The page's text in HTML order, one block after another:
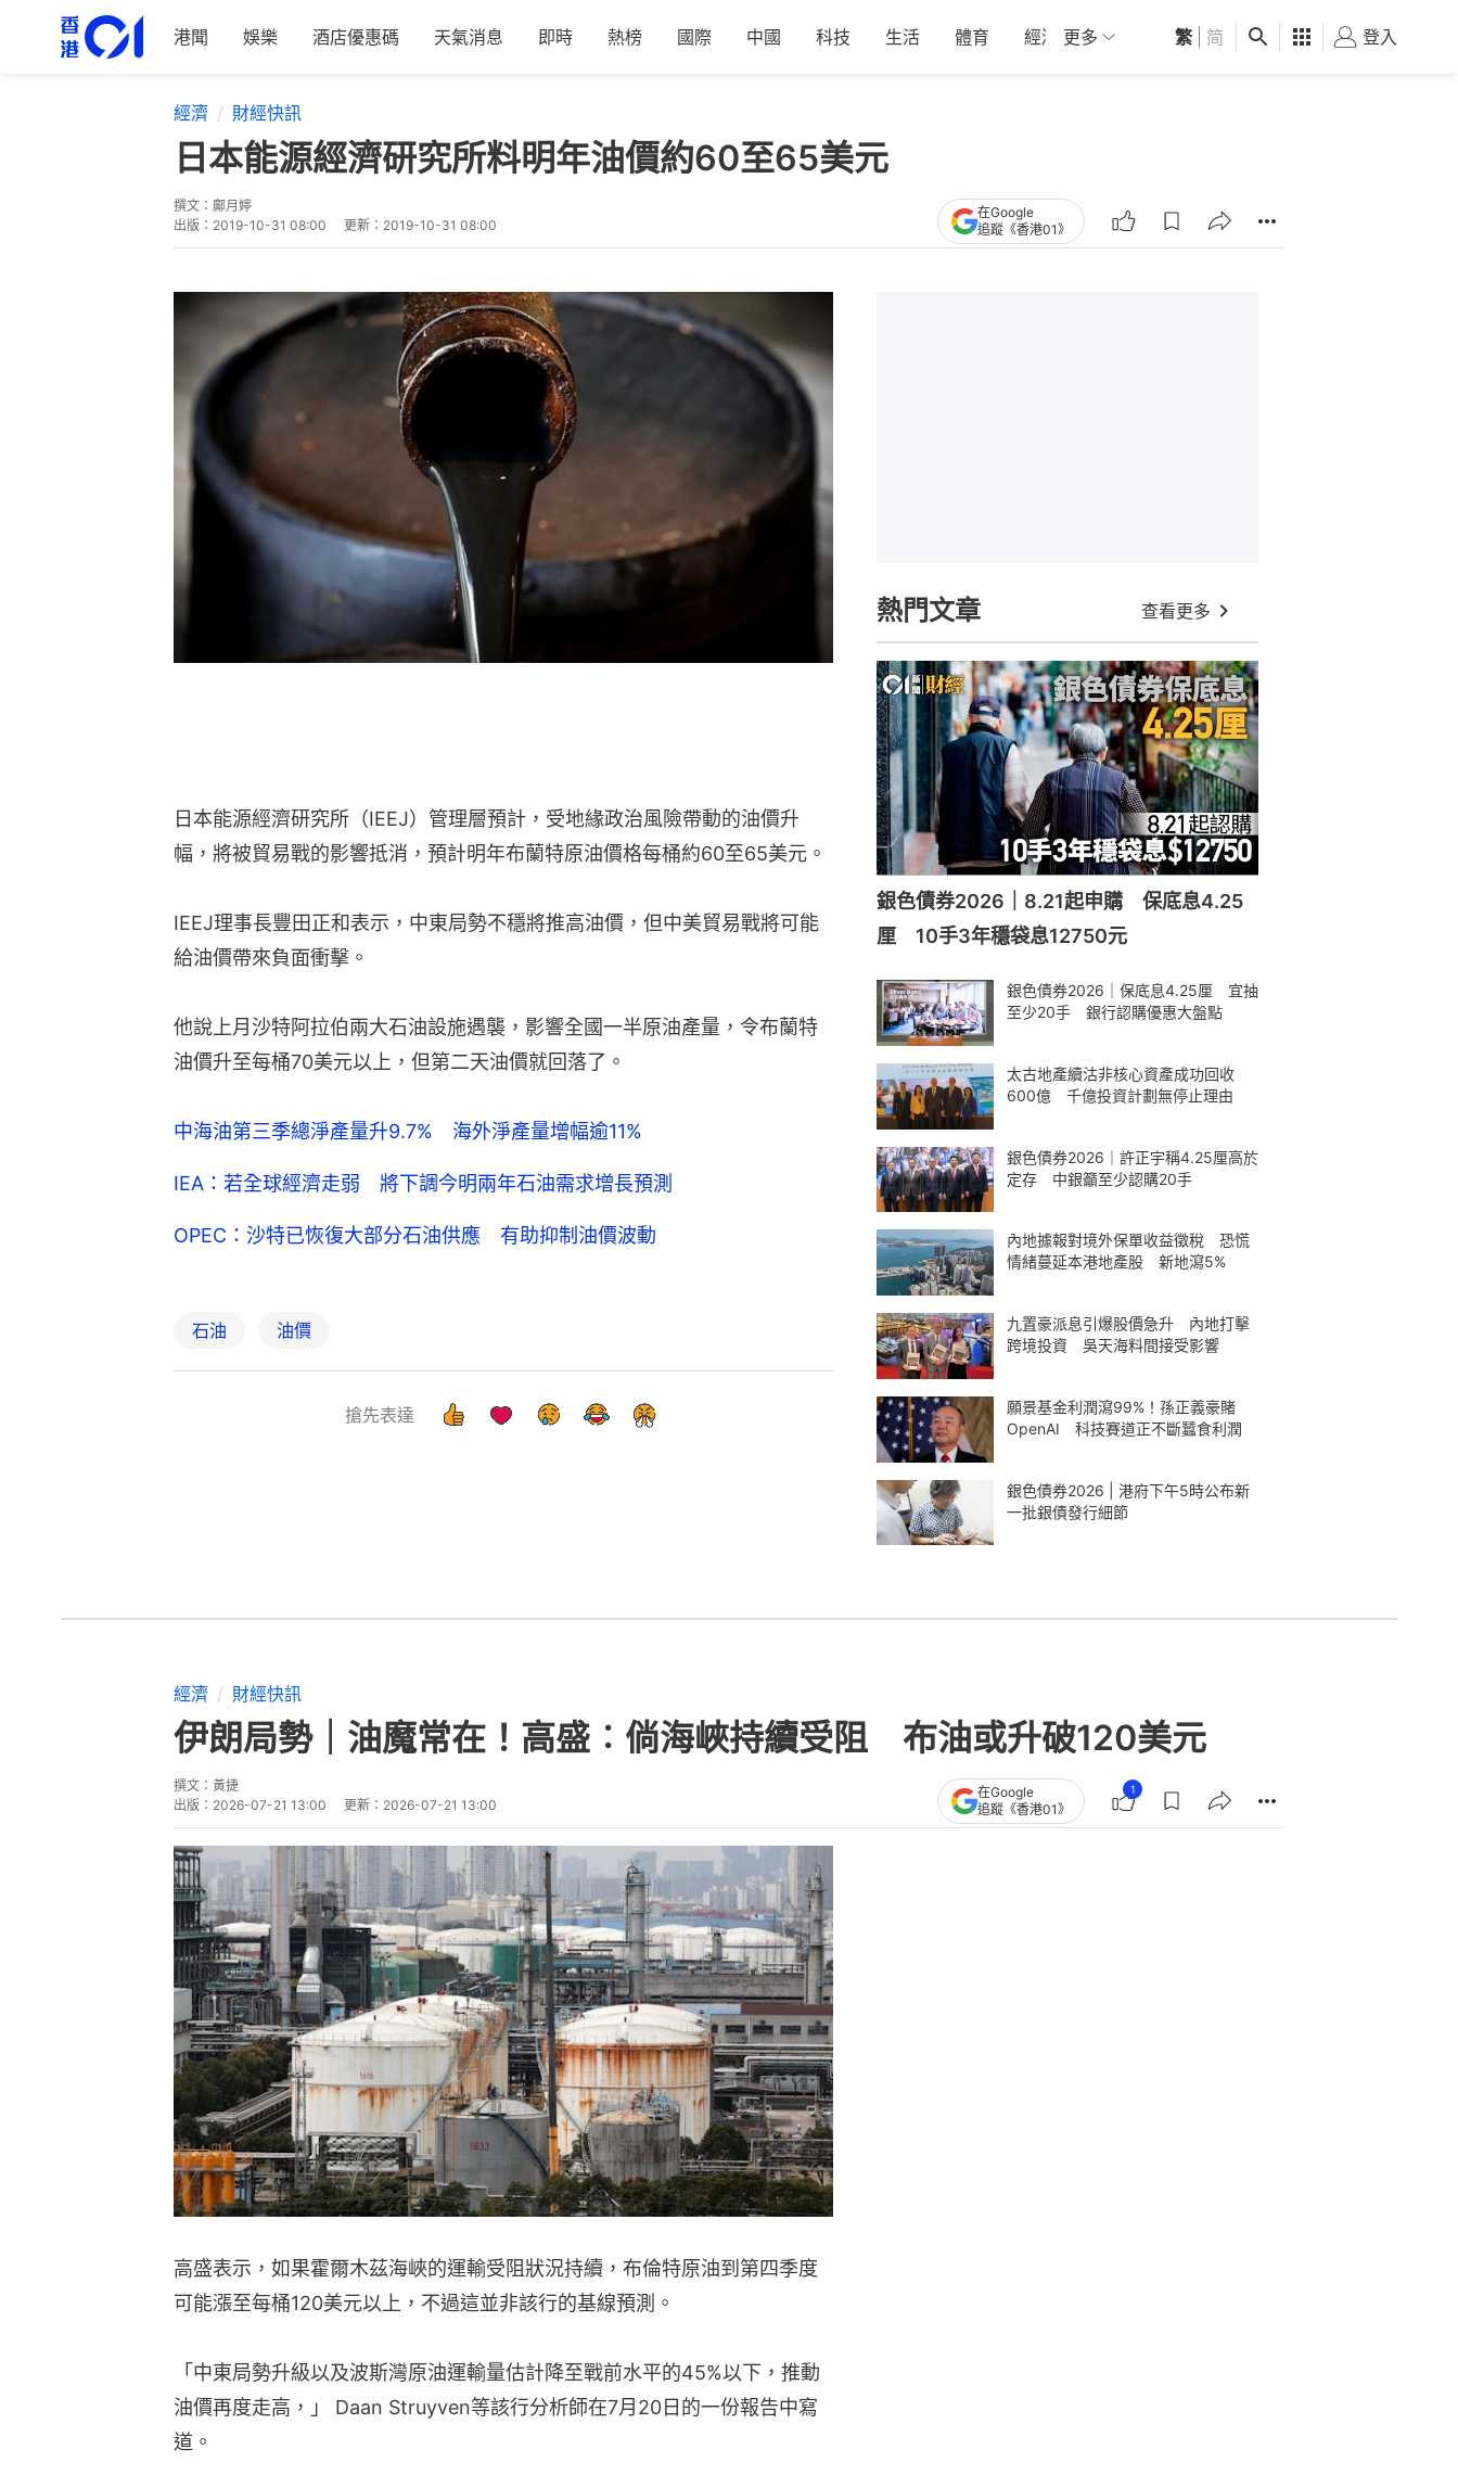
港聞 娛樂 酒店優惠碼 天氣消息 即時 熱榜 國際 中國 科技 生活 體育 經濟 01深圳 觀點 健康 好食玩飛
更多 繁 简 登入
經濟 財經快訊
日本能源經濟研究所料明年油價約60至65美元
撰文： 鄺月婷
出版： 2019-10-31 08:00 更新： 2019-10-31 08:00
在Google
追蹤《香港01》
日本能源經濟研究所（IEEJ）管理層預計，受地緣政治風險帶動的油價升
幅，將被貿易戰的影響抵消，預計明年布蘭特原油價格每桶約60至65美元。
IEEJ理事長豐田正和表示，中東局勢不穩將推高油價，但中美貿易戰將可能
給油價帶來負面衝擊。
他說上月沙特阿拉伯兩大石油設施遇襲，影響全國一半原油產量，令布蘭特
油價升至每桶70美元以上，但第二天油價就回落了。
中海油第三季總淨產量升9.7% 海外淨產量增幅逾11%
IEA：若全球經濟走弱 將下調今明兩年石油需求增長預測
OPEC：沙特已恢復大部分石油供應 有助抑制油價波動
石油 油價
搶先表達
熱門文章 查看更多
銀色債券2026｜8.21起申購 保底息4.25
厘 10手3年穩袋息12750元
銀色債券2026｜保底息4.25厘 宜抽
至少20手 銀行認購優惠大盤點
太古地產續沽非核心資產成功回收
600億 千億投資計劃無停止理由
銀色債券2026｜許正宇稱4.25厘高於
定存 中銀籲至少認購20手
內地據報對境外保單收益徵稅 恐慌
情緒蔓延本港地產股 新地瀉5%
九置豪派息引爆股價急升 內地打擊
跨境投資 吳天海料間接受影響
願景基金利潤瀉99%！孫正義豪賭
OpenAI 科技賽道正不斷蠶食利潤
銀色債券2026 | 港府下午5時公布新
一批銀債發行細節
經濟 財經快訊
伊朗局勢｜油魔常在！高盛︰倘海峽持續受阻 布油或升破120美元
撰文： 黃捷
出版： 2026-07-21 13:00 更新： 2026-07-21 13:00
在Google
追蹤《香港01》
1
高盛表示，如果霍爾木茲海峽的運輸受阻狀況持續，布倫特原油到第四季度
可能漲至每桶120美元以上，不過這並非該行的基線預測。
「中東局勢升級以及波斯灣原油運輸量估計降至戰前水平的45%以下，推動
油價再度走高，」 Daan Struyven等該行分析師在7月20日的一份報告中寫
道。